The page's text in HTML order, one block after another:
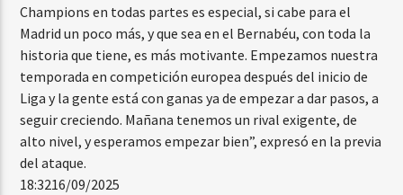
Champions en todas partes es especial, si cabe para el
Madrid un poco más, y que sea en el Bernabéu, con toda la
historia que tiene, es más motivante. Empezamos nuestra
temporada en competición europea después del inicio de
Liga y la gente está con ganas ya de empezar a dar pasos, a
seguir creciendo. Mañana tenemos un rival exigente, de
alto nivel, y esperamos empezar bien”, expresó en la previa
del ataque.
18:3216/09/2025